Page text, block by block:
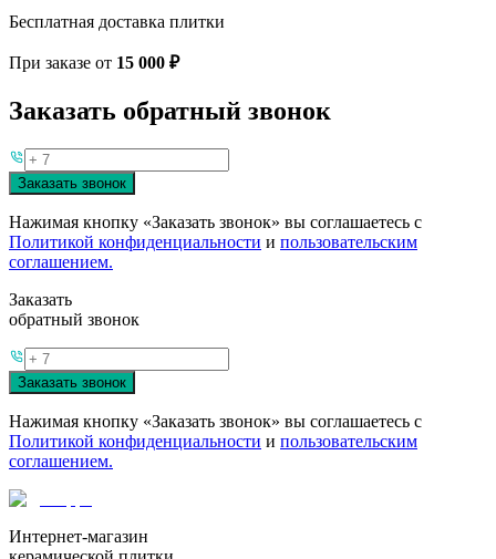
Бесплатная доставка плитки
При заказе от 15 000 ₽
Заказать обратный звонок
Заказать звонок
Нажимая кнопку «Заказать звонок» вы соглашаетесь с
Политикой конфиденциальности и пользовательским
соглашением.
Заказать
обратный звонок
Заказать звонок
Нажимая кнопку «Заказать звонок» вы соглашаетесь с
Политикой конфиденциальности и пользовательским
соглашением.
Интернет-магазин